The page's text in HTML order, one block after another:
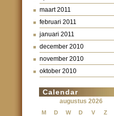
maart 2011
februari 2011
januari 2011
december 2010
november 2010
oktober 2010
Calendar
augustus 2026
M D W D V Z